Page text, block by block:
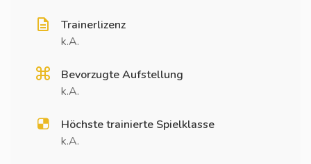
Trainerlizenz
k.A.
Bevorzugte Aufstellung
k.A.
Höchste trainierte Spielklasse
k.A.